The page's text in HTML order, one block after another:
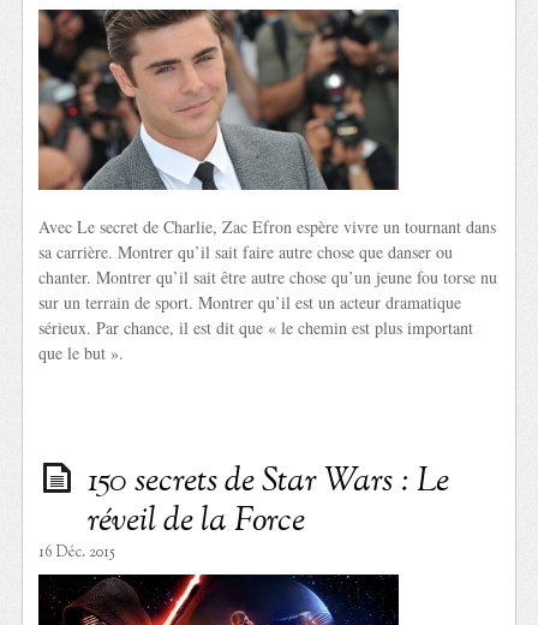
Avec Le secret de Charlie, Zac Efron espère vivre un tournant dans
sa carrière. Montrer qu’il sait faire autre chose que danser ou
chanter. Montrer qu’il sait être autre chose qu’un jeune fou torse nu
sur un terrain de sport. Montrer qu’il est un acteur dramatique
sérieux. Par chance, il est dit que « le chemin est plus important
que le but ».
150 secrets de Star Wars : Le
réveil de la Force
16 Déc. 2015